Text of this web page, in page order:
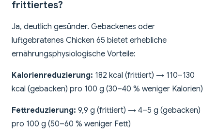
frittiertes?
Ja, deutlich gesünder. Gebackenes oder
luftgebratenes Chicken 65 bietet erhebliche
ernährungsphysiologische Vorteile:
Kalorienreduzierung: 182 kcal (frittiert) → 110–130
kcal (gebacken) pro 100 g (30–40 % weniger Kalorien)
Fettreduzierung: 9,9 g (frittiert) → 4–5 g (gebacken)
pro 100 g (50–60 % weniger Fett)